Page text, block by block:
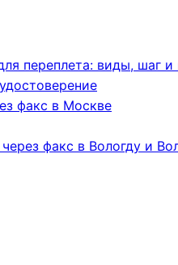
переплета: виды, шаг и
факс в Москве
факс в Вологду и